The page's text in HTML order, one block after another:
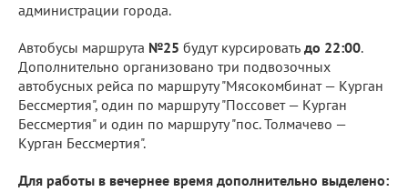
администрации города.
Автобусы маршрута №25 будут курсировать до 22:00.
Дополнительно организовано три подвозочных
автобусных рейса по маршруту "Мясокомбинат — Курган
Бессмертия", один по маршруту "Поссовет — Курган
Бессмертия" и один по маршруту "пос. Толмачево —
Курган Бессмертия".
Для работы в вечернее время дополнительно выделено: